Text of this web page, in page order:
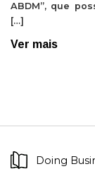
ABDM”, que
[…]
Ver mais
Doing